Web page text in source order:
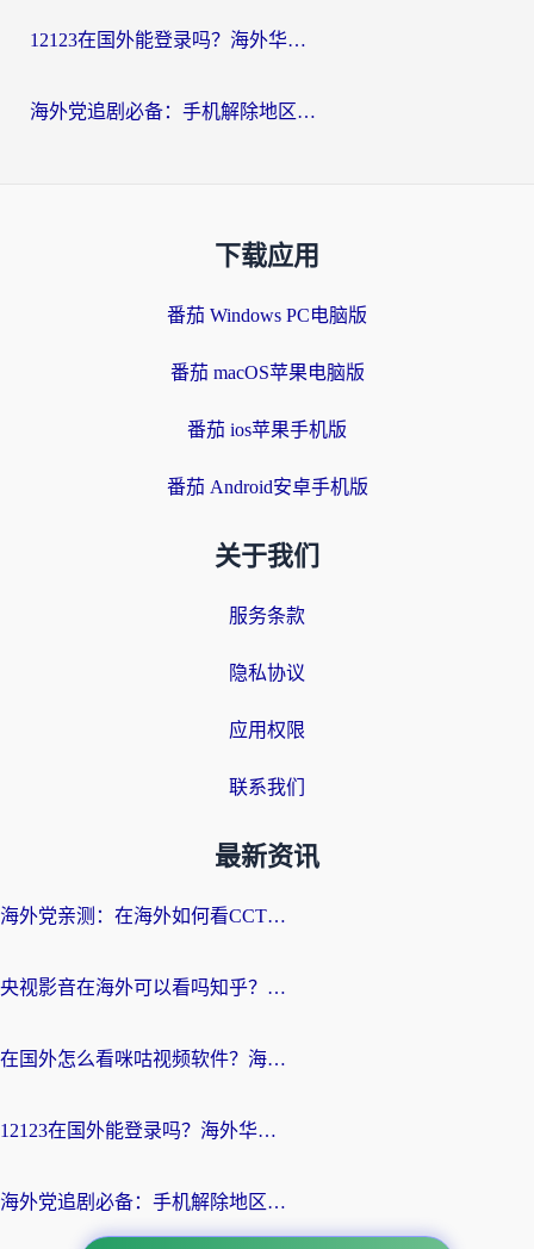
12123在国外能登录吗？海外华人必看的回国加速实用指南
海外党追剧必备：手机解除地区限制app怎么选？解决央视视频&国内剧地区限制全指南
下载应用
番茄 Windows PC电脑版
番茄 macOS苹果电脑版
番茄 ios苹果手机版
番茄 Android安卓手机版
关于我们
服务条款
隐私协议
应用权限
联系我们
最新资讯
海外党亲测：在海外如何看CCTV？告别“仅限大陆播放”的实用指南
央视影音在海外可以看吗知乎？留学生亲测：3步解决地域限制+追剧自由
在国外怎么看咪咕视频软件？海外党亲测有效的回国加速方案
12123在国外能登录吗？海外华人必看的回国加速实用指南
海外党追剧必备：手机解除地区限制app怎么选？解决央视视频&国内剧地区限制全指南